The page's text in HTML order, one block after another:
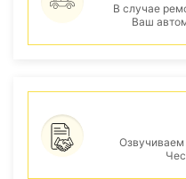
В случае
Ваш
Озвучиваем